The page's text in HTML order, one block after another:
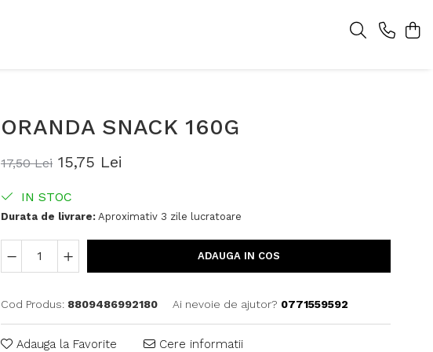
ORANDA SNACK 160G
17,50 Lei 15,75 Lei
IN STOC
Durata de livrare:Aproximativ 3 zile lucratoare
ADAUGA IN COS
Cod Produs: 8809486992180 Ai nevoie de ajutor? 0771559592
Adauga la Favorite Cere informatii